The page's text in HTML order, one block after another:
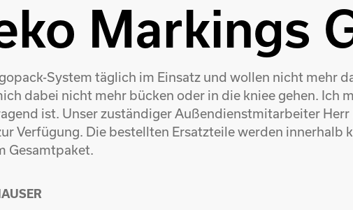
Markings
System täglich im Einsatz und wollen nicht mehr
dabei nicht mehr bücken oder in die kniee gehen. Ich
ist. Unser zuständiger Außendienstmitarbeiter
Verfügung. Die bestellten Ersatzteile werden
Gesamtpaket.